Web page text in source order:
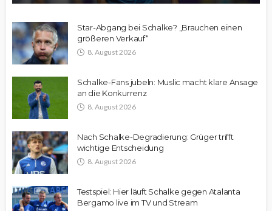
Star-Abgang bei Schalke? „Brauchen einen
größeren Verkauf“
8. August 2026
Schalke-Fans jubeln: Muslic macht klare Ansage
an die Konkurrenz
8. August 2026
Nach Schalke-Degradierung: Grüger trifft
wichtige Entscheidung
8. August 2026
Testspiel: Hier läuft Schalke gegen Atalanta
Bergamo live im TV und Stream